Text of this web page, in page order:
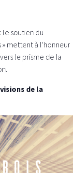
le soutien du
» mettent à l’honneur
le prisme de la
de la